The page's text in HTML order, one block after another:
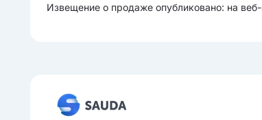
Извещение о продаже опубликовано: на